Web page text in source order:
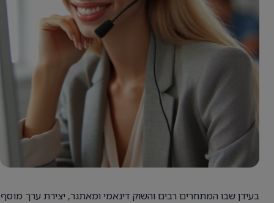
בעידן שבו המתחרים רבים והשוק דינאמי ומאתגר, יצירת ערך מוסף